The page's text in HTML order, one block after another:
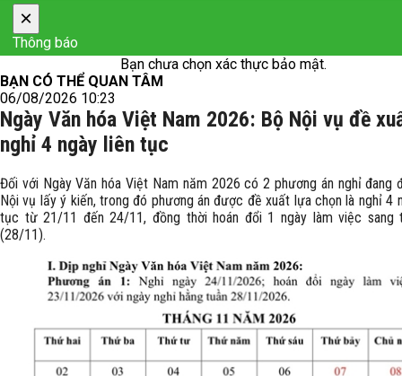
×
Thông báo
Bạn chưa chọn xác thực bảo mật.
BẠN CÓ THỂ QUAN TÂM
06/08/2026 10:23
Ngày Văn hóa Việt Nam 2026: Bộ Nội vụ đề
nghỉ 4 ngày liên tục
Đối với Ngày Văn hóa Việt Nam năm 2026 có 2 phương án nghỉ đang
Nội vụ lấy ý kiến, trong đó phương án được đề xuất lựa chọn là nghỉ 4
tục từ 21/11 đến 24/11, đồng thời hoán đổi 1 ngày làm việc sang
(28/11).